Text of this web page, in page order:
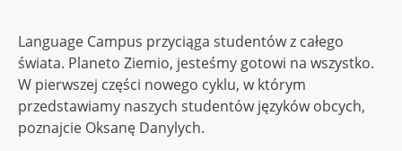
Language Campus przyciąga studentów z całego
świata. Planeto Ziemio, jesteśmy gotowi na wszystko.
W pierwszej części nowego cyklu, w którym
przedstawiamy naszych studentów języków obcych,
poznajcie Oksanę Danylych.